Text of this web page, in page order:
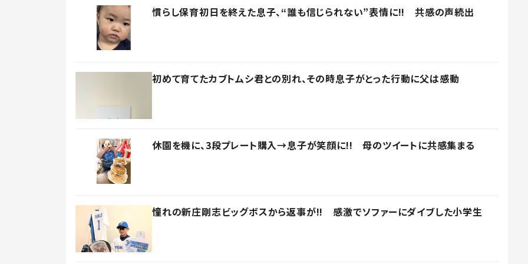
慣らし保育初日を終えた息子、“誰も信じられない”表情に!! 共感の声続出
初めて育てたカブトムシ君との別れ、その時息子がとった行動に父は感動
休園を機に、3段プレート購入→息子が笑顔に!! 母のツイートに共感集まる
憧れの新庄剛志ビッグボスから返事が!! 感激でソファーにダイブした小学生